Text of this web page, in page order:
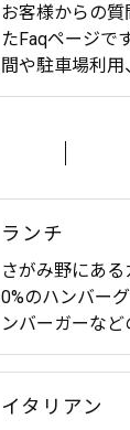
お客様からの
たFaqページで
間や駐車場利用
ランチ
さがみ野にあ
0%のハンバー
ンバーガーなど
イタリアン